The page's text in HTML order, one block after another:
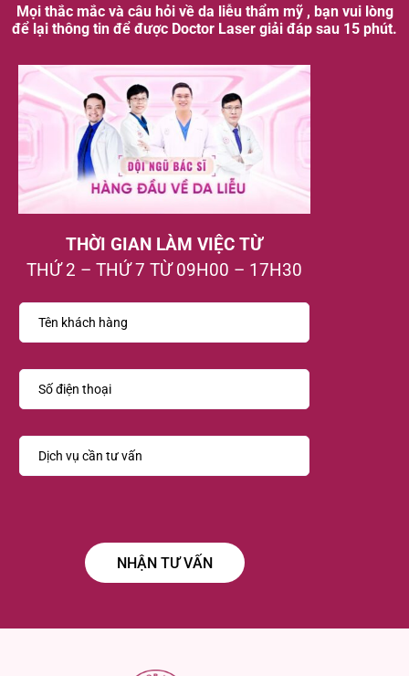
Mọi thắc mắc và câu hỏi về da liễu thẩm mỹ , bạn vui lòng
để lại thông tin để được Doctor Laser giải đáp sau 15 phút.
THỜI GIAN LÀM VIỆC TỪ
THỨ 2 – THỨ 7 TỪ 09H00 – 17H30